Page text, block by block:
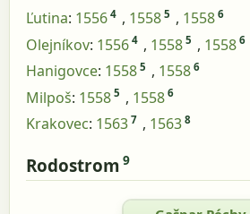
Ľutina: 1556 4 , 1558 5 , 1558 6
Olejníkov: 1556 4 , 1558 5 , 1558 6
Hanigovce: 1558 5 , 1558 6
Milpoš: 1558 5 , 1558 6
Krakovec: 1563 7 , 1563 8
Rodostrom 9